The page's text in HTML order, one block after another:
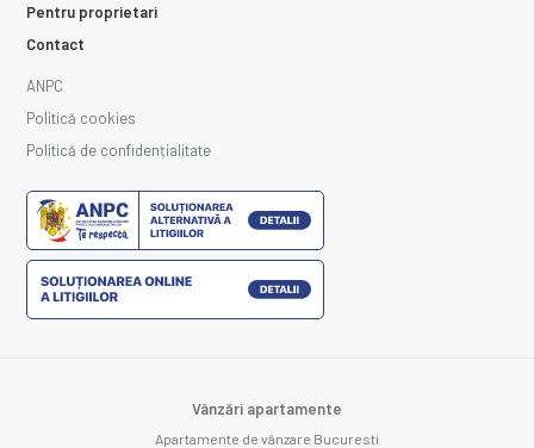
Pentru proprietari
Contact
ANPC
Politică cookies
Politică de confidențialitate
Vânzări apartamente
Apartamente de vânzare Bucuresti